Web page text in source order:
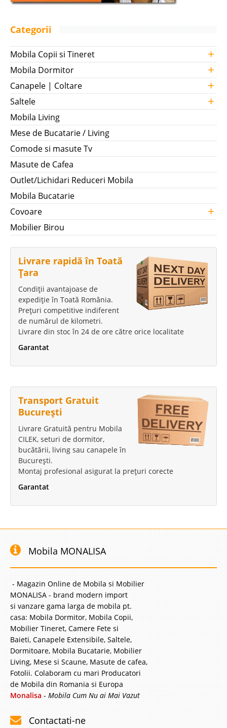
Categorii
Mobila Copii si Tineret +
Mobila Dormitor +
Canapele | Coltare +
Saltele +
Mobila Living
Mese de Bucatarie / Living
Comode si masute Tv
Masute de Cafea
Outlet/Lichidari Reduceri Mobila
Mobila Bucatarie
Covoare
+
Mobilier Birou
Livrare rapidă în Toată
Țara
Condiții avantajoase de
expediție în Toată România.
Prețuri competitive indiferent
de numărul de kilometri.
Livrare din stoc în 24 de ore către orice localitate
Garantat
Transport Gratuit
București
Livrare Gratuită pentru Mobila
CILEK, seturi de dormitor,
bucătării, living sau canapele în
București.
Montaj profesional asigurat la prețuri corecte
Garantat
Mobila MONALISA
- Magazin Online de Mobila si Mobilier
MONALISA - brand modern import
si vanzare gama larga de mobila pt.
casa: Mobila Dormitor, Mobila Copii,
Mobilier Tineret, Camere Fete si
Baieti, Canapele Extensibile, Saltele,
Dormitoare, Mobila Bucatarie, Mobilier
Living, Mese si Scaune, Masute de cafea,
Fotolii. Colaboram cu mari Producatori
de Mobila din Romania si Europa
Monalisa - Mobila Cum Nu ai Mai Vazut
Contactati-ne